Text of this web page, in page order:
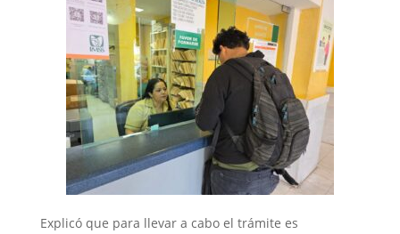
Explicó que para llevar a cabo el trámite es